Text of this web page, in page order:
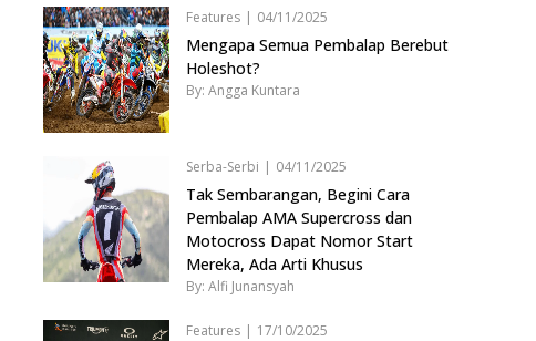
Features | 04/11/2025
Mengapa Semua Pembalap Berebut
Holeshot?
By: Angga Kuntara
Serba-Serbi | 04/11/2025
Tak Sembarangan, Begini Cara
Pembalap AMA Supercross dan
Motocross Dapat Nomor Start
Mereka, Ada Arti Khusus
By: Alfi Junansyah
Features | 17/10/2025